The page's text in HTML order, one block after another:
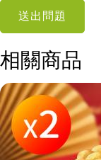
送出問題
相關商品